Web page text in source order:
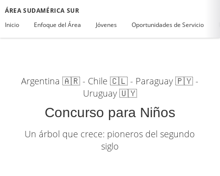
ÁREA SUDAMÉRICA SUR
Inicio
Enfoque del Área Jóvenes Oportunidades de Servicio
Argentina 🇦🇷 - Chile 🇨🇱 - Paraguay 🇵🇾 -
Uruguay 🇺🇾
Concurso para Niños
Un árbol que crece: pioneros del segundo
siglo